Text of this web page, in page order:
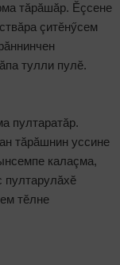
тăрăшăр. Ӗçсене
çитӗнӳсем
тулли пулӗ.
пултаратăр.
тăрăшнин уссине
калаçма,
тӗлне